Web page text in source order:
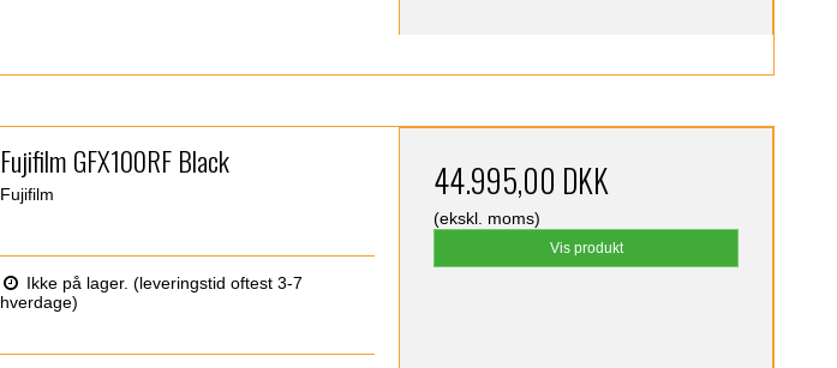
Fujifilm GFX100RF Black
Fujifilm
Ikke på lager. (leveringstid oftest 3-7
hverdage)
44.995,00 DKK
(ekskl. moms)
Vis produkt